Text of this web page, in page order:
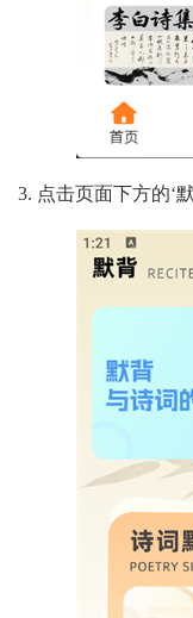
3. 点击页面下方的‘